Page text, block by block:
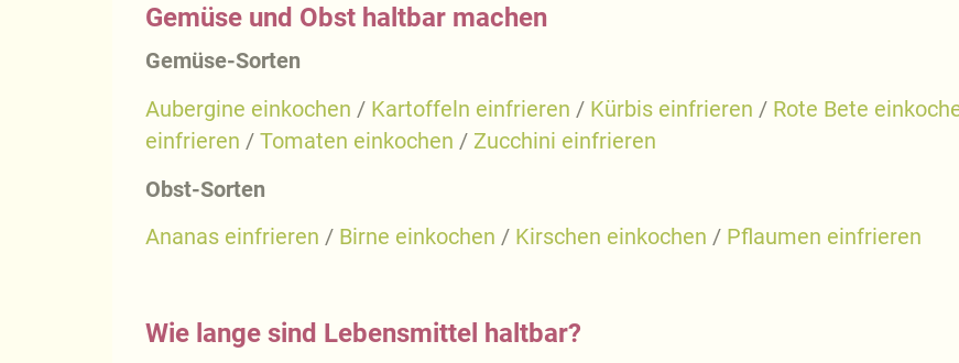
Gemüse und Obst haltbar machen
Gemüse-Sorten
Aubergine einkochen / Kartoffeln einfrieren / Kürbis einfrieren / Rote Bete
einfrieren / Tomaten einkochen / Zucchini einfrieren
Obst-Sorten
Ananas einfrieren / Birne einkochen / Kirschen einkochen / Pflaumen einfrieren
Wie lange sind Lebensmittel haltbar?